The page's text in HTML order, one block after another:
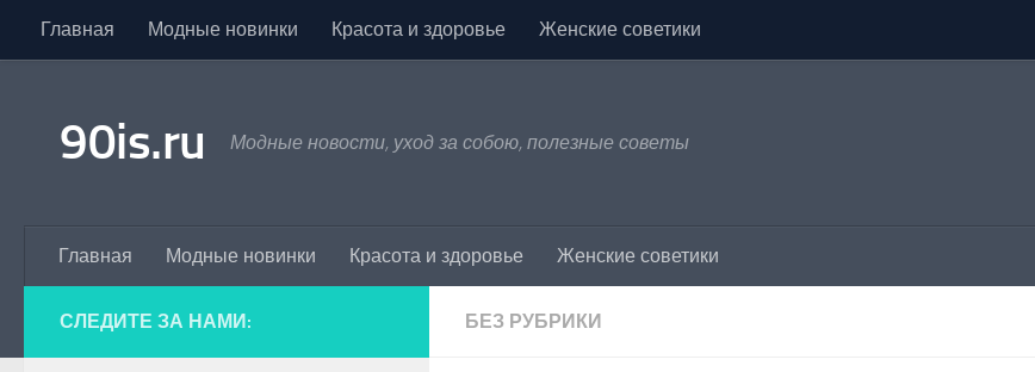
Skip to content
Главная Модные новинки Красота и здоровье Женские советики
90is.ru Модные новости, уход за собою, полезные советы
Главная Модные новинки Красота и здоровье Женские советики
БЕЗ РУБРИКИ
СЛЕДИТЕ ЗА НАМИ: